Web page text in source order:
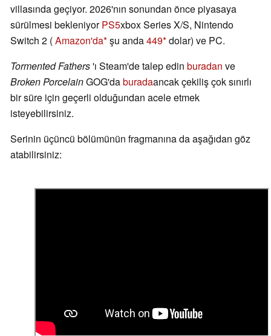
villasında geçiyor. 2026'nın sonundan önce piyasaya
sürülmesi bekleniyorPS5xbox Series X/S, Nintendo
Switch 2 (Amazon'da şu anda449 dolar) ve PC.
Tormented Fathers'ı Steam'de talep edin buradan ve
Broken PorcelainGOG'daburadaancak çekiliş çok sınırlı
bir süre için geçerli olduğundan acele etmek
isteyebilirsiniz.
Serinin üçüncü bölümünün fragmanına da aşağıdan göz
atabilirsiniz: